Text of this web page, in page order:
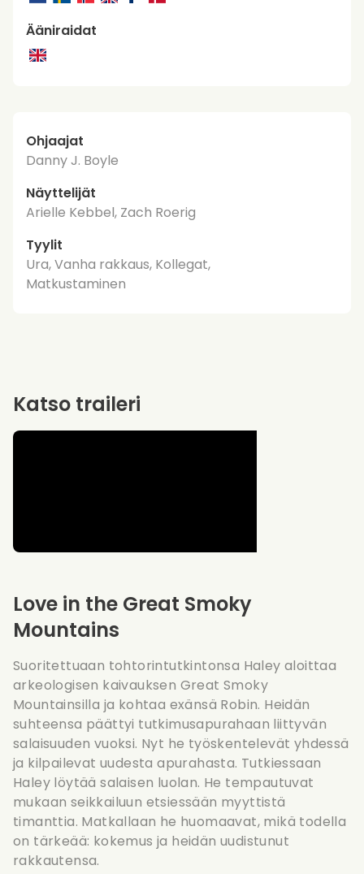
Ääniraidat
Ohjaajat
Danny J. Boyle
Näyttelijät
Arielle Kebbel, Zach Roerig
Tyylit
Ura, Vanha rakkaus, Kollegat,
Matkustaminen
Love in the Great Smoky
Mountains
Suoritettuaan tohtorintutkintonsa Haley aloittaa
arkeologisen kaivauksen Great Smoky
Mountainsilla ja kohtaa exänsä Robin. Heidän
suhteensa päättyi tutkimusapurahaan liittyvän
salaisuuden vuoksi. Nyt he työskentelevät yhdessä
ja kilpailevat uudesta apurahasta. Tutkiessaan
Haley löytää salaisen luolan. He tempautuvat
mukaan seikkailuun etsiessään myyttistä
timanttia. Matkallaan he huomaavat, mikä todella
on tärkeää: kokemus ja heidän uudistunut
rakkautensa.
Katso traileri